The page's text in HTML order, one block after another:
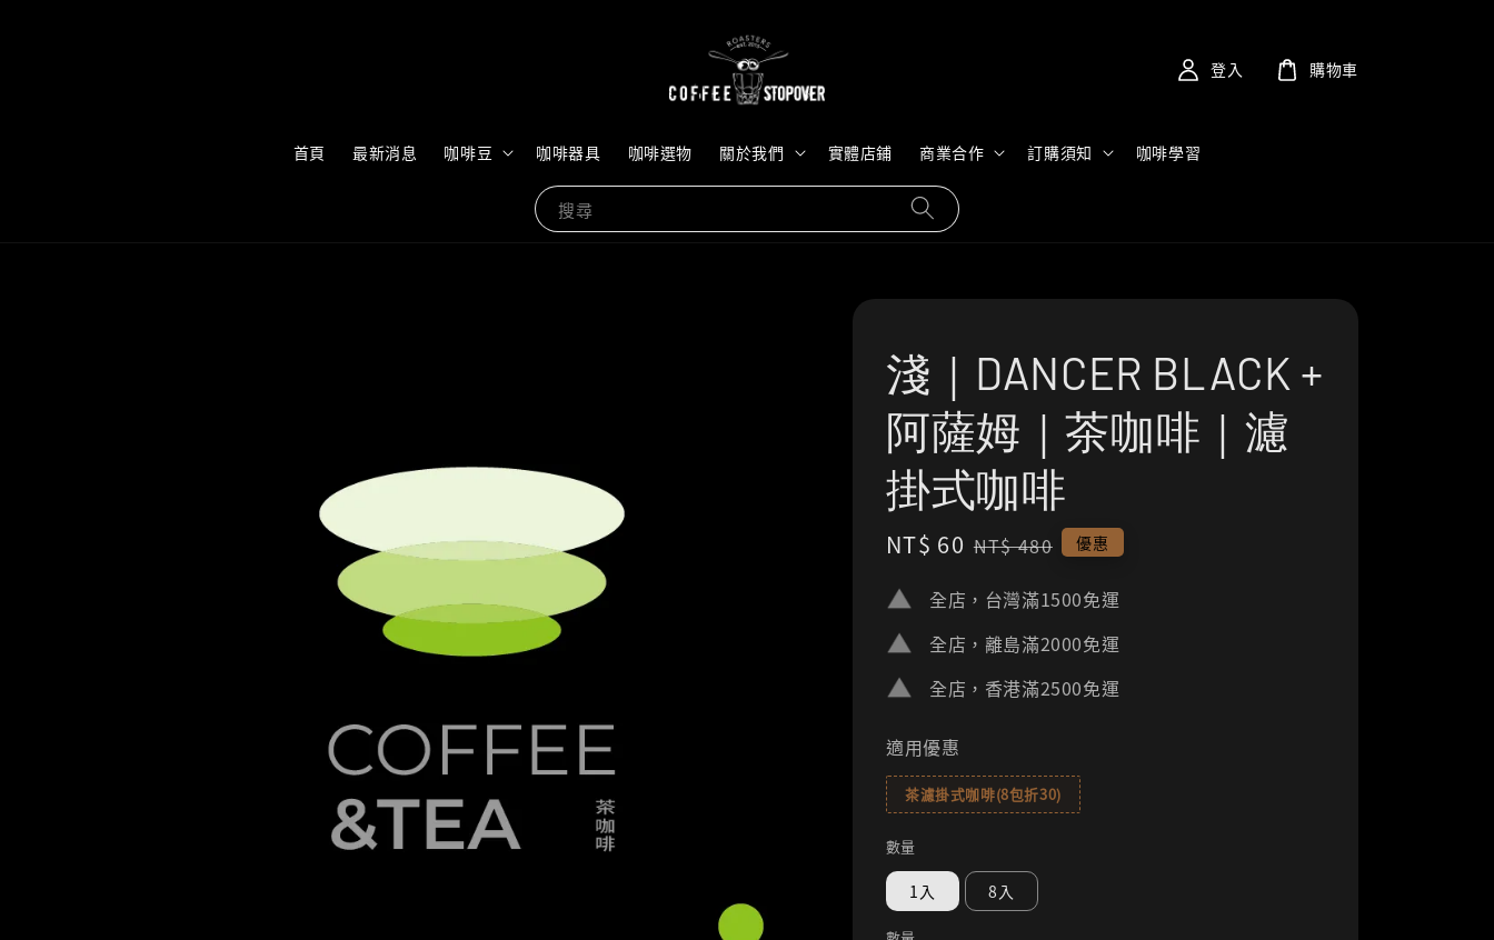
搜尋
首頁 最新消息 咖啡豆 咖啡器具 咖啡選物 關於我們 實體店鋪 商業合作 訂購須知 咖啡學習
登入 購物車
淺｜DANCER BLACK +
阿薩姆｜茶咖啡｜濾
掛式咖啡
Sale
NT$ 60 Regular
NT$ 480 優惠
全店，台灣滿1500免運
全店，離島滿2000免運
全店，香港滿2500免運
適用優惠
茶濾掛式咖啡(8包折30)
數量
1入 8入